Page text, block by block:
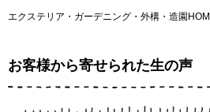
エクステリア・ガーデニング・外構・造園
お客様から寄せられた生の声